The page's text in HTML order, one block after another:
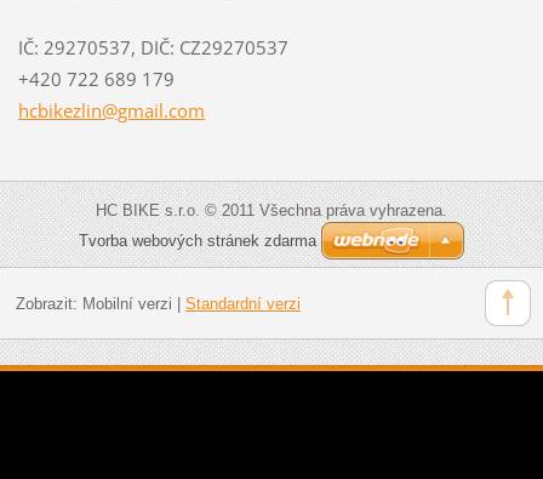
IČ: 29270537, DIČ: CZ29270537
+420 722 689 179
hcbikezlin@gmail.com
HC BIKE s.r.o. © 2011 Všechna práva vyhrazena.
Tvorba webových stránek zdarma
Zobrazit: Mobilní verzi Standardní verzi